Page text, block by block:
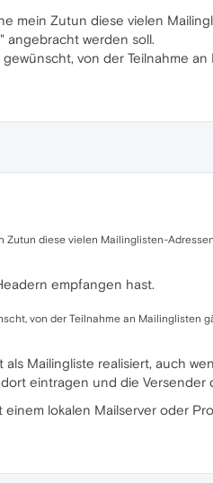
mein Zutun diese vielen
angebracht werden soll.
von der Teilnahme
Zutun diese vielen Mailinglisten-
empfangen hast.
von der Teilnahme an Mailinglisten
Mailingliste realisiert, auch
eintragen und die
lokalen Mailserver oder